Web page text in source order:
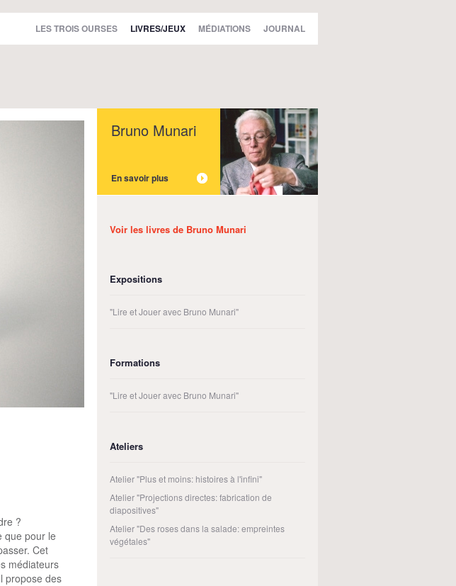
LES TROIS OURSES LIVRES/JEUX MÉDIATIONS JOURNAL
?
que pour le
Cet
médiateurs
propose des
Bruno Munari
En savoir plus
Voir les livres de Bruno Munari
Expositions
"Lire et Jouer avec Bruno Munari"
Formations
"Lire et Jouer avec Bruno Munari"
Ateliers
Atelier "Plus et moins: histoires à l'infini"
Atelier "Projections directes: fabrication de
diapositives"
Atelier "Des roses dans la salade: empreintes
végétales"